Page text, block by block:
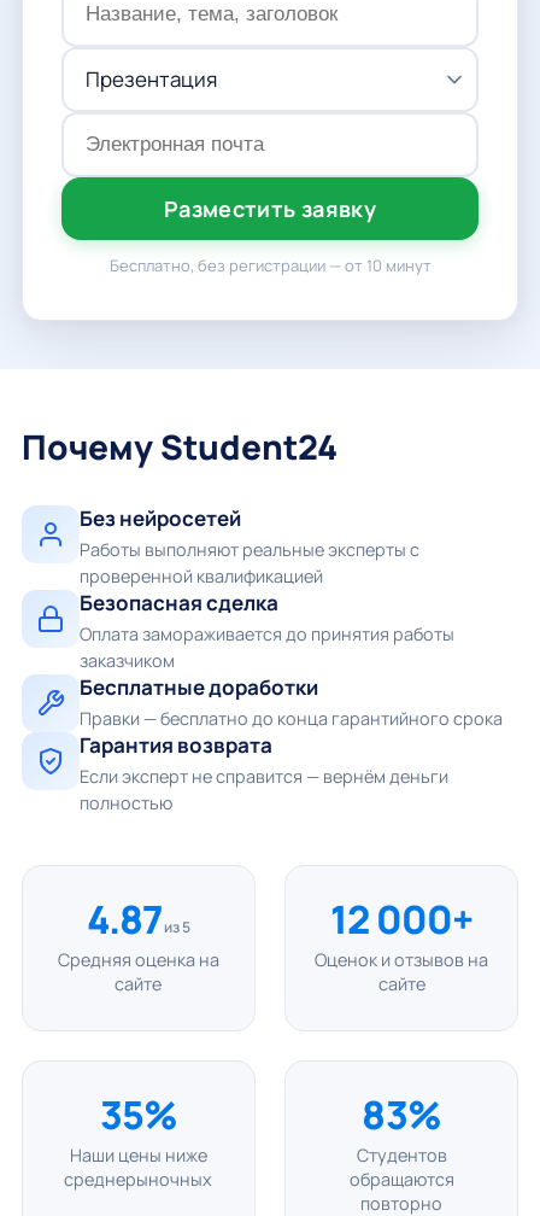
Разместить заявку
Бесплатно, без регистрации — от 10 минут
Почему Student24
Без нейросетей
Работы выполняют реальные эксперты с
проверенной квалификацией
Безопасная сделка
Оплата замораживается до принятия работы
заказчиком
Бесплатные доработки
Правки — бесплатно до конца гарантийного срока
Гарантия возврата
Если эксперт не справится — вернём деньги
полностью
4.87из 5
Средняя оценка на
сайте
12 000+
Оценок и отзывов на
сайте
35%
Наши цены ниже
среднерыночных
83%
Студентов
обращаются
повторно